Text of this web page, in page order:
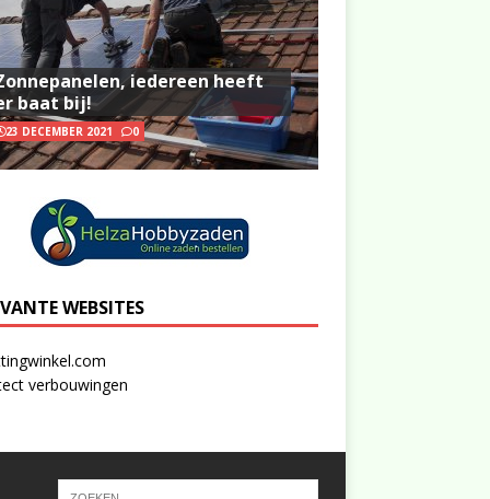
iedereen heeft
baat bij!
23 DECEMBER 2021 0
WEBSITES
verbouwingen